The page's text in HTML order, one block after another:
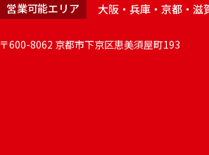
営業可能エリア
大阪・兵庫・京都・滋
〒600-8062 京都市下京区恵美須屋町193